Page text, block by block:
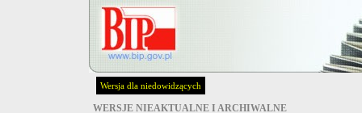
Wersja dla niedowidzących
WERSJE NIEAKTUALNE I ARCHIWALNE